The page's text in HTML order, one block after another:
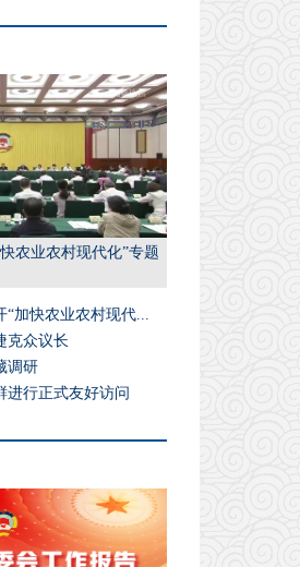
农业农村现代化”专题
“加快农业农村现代...
克众议长
调研
进行正式友好访问